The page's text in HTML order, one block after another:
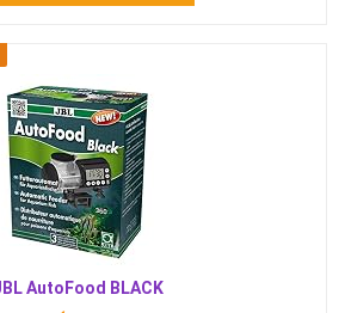
AutoFood BLACK